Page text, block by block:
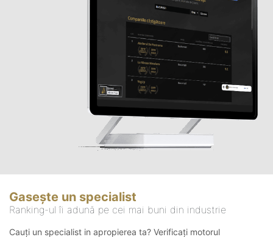
Gasește un specialist
Ranking-ul îi adună pe cei mai buni din industrie
Cauți un specialist in apropierea ta? Verificați motorul